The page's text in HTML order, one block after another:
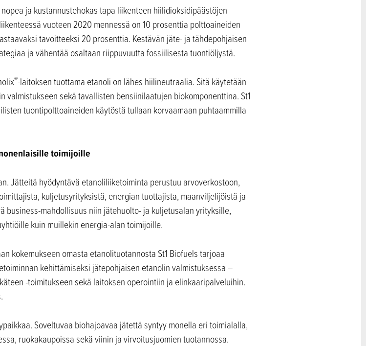
ja kustannustehokas tapa liikenteen hiilidioksidipäästöjen
vuoteen 2020 mennessä on 10 prosenttia polttoaineiden
tavoitteeksi 20 prosenttia. Kestävän jäte- ja tähdepohjaisen
ja vähentää osaltaan riippuvuutta fossiilisesta tuontiöljystä.
®-laitoksen tuottama etanoli on lähes hiilineutraalia. Sitä käytetään
valmistukseen sekä tavallisten bensiinilaatujen biokomponenttina. St1
tuontipolttoaineiden käytöstä tullaan korvaamaan puhtaammilla
toimijoille
Jätteitä hyödyntävä etanoliliiketoiminta perustuu arvoverkostoon,
kuljetusyrityksistä, energian tuottajista, maanviljelijöistä ja
business-mahdollisuus niin jätehuolto- ja kuljetusalan yrityksille,
kuin muillekin energia-alan toimijoille.
kokemukseen omasta etanolituotannosta St1 Biofuels tarjoaa
kehittämiseksi jätepohjaisen etanolin valmistuksessa –
-toimitukseen sekä laitoksen operointiin ja elinkaaripalveluihin.
Soveltuvaa biohajoavaa jätettä syntyy monella eri toimialalla,
ruokakaupoissa sekä viinin ja virvoitusjuomien tuotannossa.